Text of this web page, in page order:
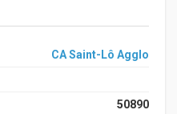
CA Saint-Lô Agglo
50890